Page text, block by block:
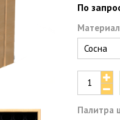
По
Материал
Палитра